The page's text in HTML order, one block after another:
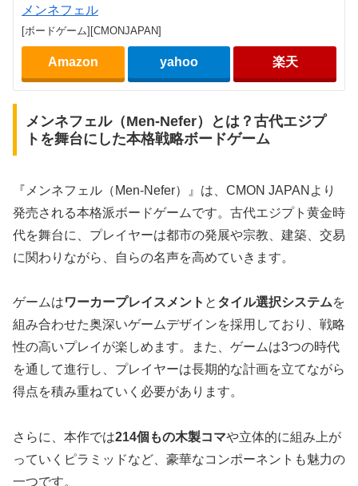
メンネフェル
[ボードゲーム][CMONJAPAN]
Amazon yahoo 楽天
メンネフェル（Men-Nefer）とは？古代エジプ
トを舞台にした本格戦略ボードゲーム
『メンネフェル（Men-Nefer）』は、CMON JAPANより
発売される本格派ボードゲームです。古代エジプト黄金時
代を舞台に、プレイヤーは都市の発展や宗教、建築、交易
に関わりながら、自らの名声を高めていきます。
ゲームはワーカープレイスメント と タイル選択システムを
組み合わせた奥深いゲームデザインを採用しており、戦略
性の高いプレイが楽しめます。また、ゲームは3つの時代
を通して進行し、プレイヤーは長期的な計画を立てながら
得点を積み重ねていく必要があります。
さらに、本作では214個もの木製コマや立体的に組み上が
っていくピラミッドなど、豪華なコンポーネントも魅力の
一つです。